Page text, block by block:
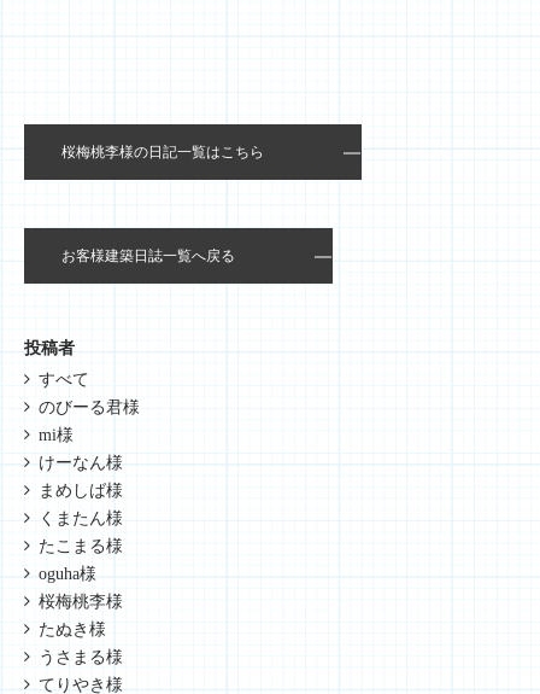
桜梅桃李様の日記一覧はこちら
お客様建築日誌一覧へ戻る
投稿者
すべて
のびーる君様
mi様
けーなん様
まめしば様
くまたん様
たこまる様
oguha様
桜梅桃李様
たぬき様
うさまる様
てりやき様